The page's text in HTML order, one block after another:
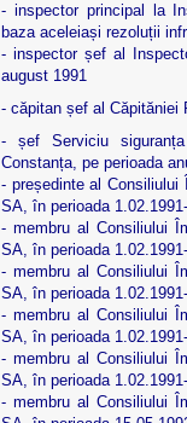
- inspector principal la
baza aceleiași rezoluții
- inspector șef al
august 1991
- căpitan șef al Căpităniei
- șef Serviciu
Constanța, pe perioada
- președinte al Consiliului
SA, în perioada
- membru al Consiliului
SA, în perioada
- membru al Consiliului
SA, în perioada
- membru al Consiliului
SA, în perioada
- membru al Consiliului
SA, în perioada
- membru al Consiliului